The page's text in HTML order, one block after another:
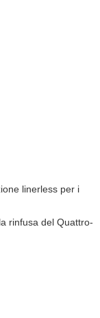
linerless per i
rinfusa del Quattro-